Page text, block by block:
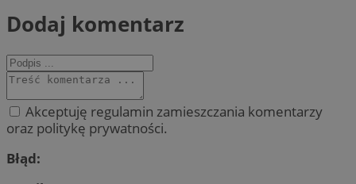
Dodaj komentarz
Akceptuję regulamin zamieszczania komentarzy
oraz politykę prywatności.
Błąd: